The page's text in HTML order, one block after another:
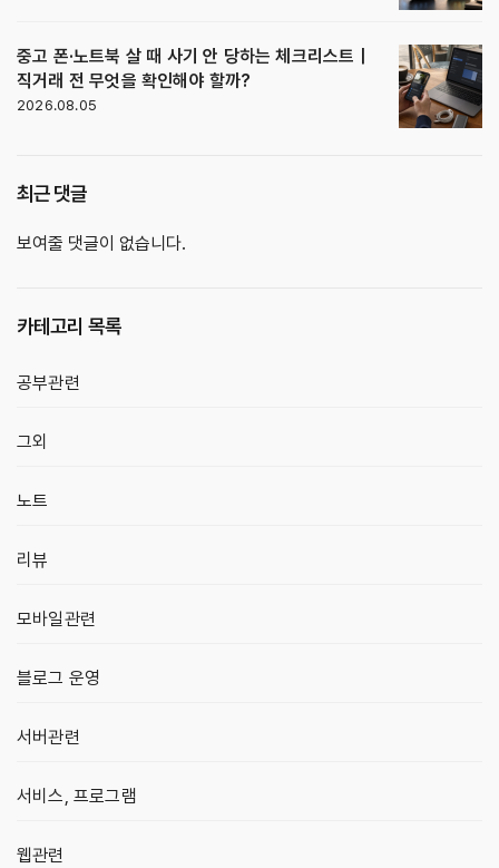
중고 폰·노트북 살 때 사기 안 당하는 체크리스트｜
직거래 전 무엇을 확인해야 할까?
2026.08.05
최근 댓글
보여줄 댓글이 없습니다.
카테고리 목록
공부관련
그외
노트
리뷰
모바일관련
블로그 운영
서버관련
서비스, 프로그램
웹관련